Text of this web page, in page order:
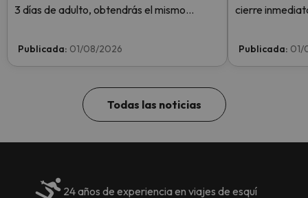
3 días de adulto, obtendrás el mismo
totalmente GRATIS. Entra e infórmate
Publicada: 01/08/2026
cierre
sin llegar
Publicada: 01/
Todas las noticias
24 años de experiencia en viajes de esquí